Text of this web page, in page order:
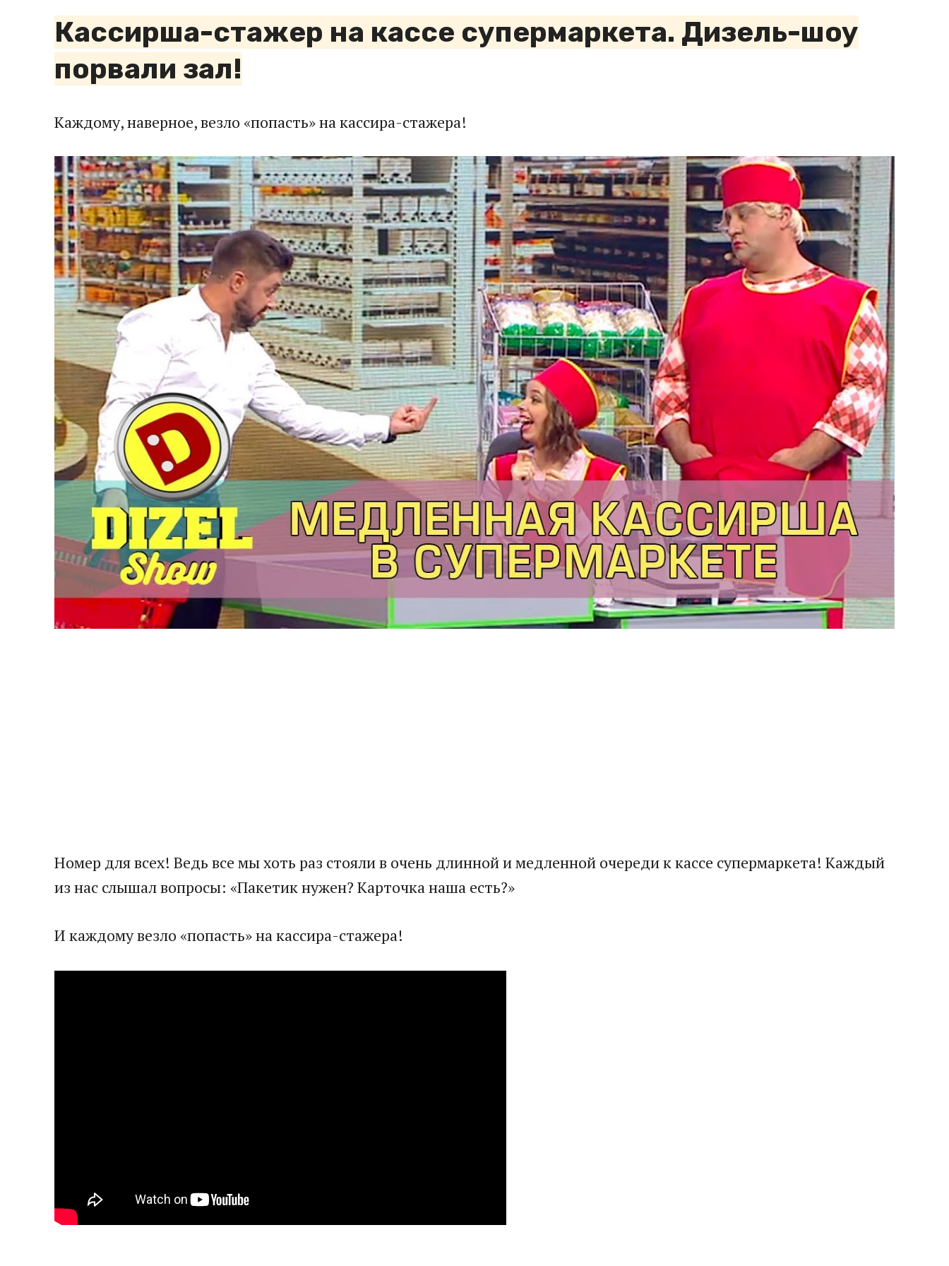
Кассирша-стажер на кассе супермаркета. Дизель-шоу
порвали зал!
Каждому, наверное, везло «попасть» на кассира-стажера!
Номер для всех! Ведь все мы хоть раз стояли в очень длинной и медленной очереди к кассе супермаркета! Каждый
из нас слышал вопросы: «Пакетик нужен? Карточка наша есть?»
И каждому везло «попасть» на кассира-стажера!